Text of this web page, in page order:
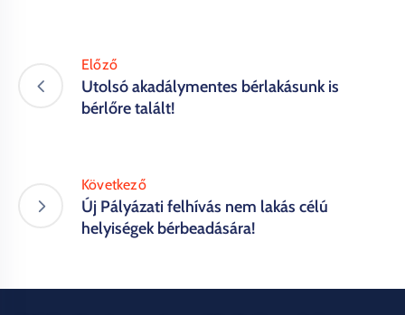
Előző
Utolsó akadálymentes bérlakásunk is
bérlőre talált!
Következő
Új Pályázati felhívás nem lakás célú
helyiségek bérbeadására!